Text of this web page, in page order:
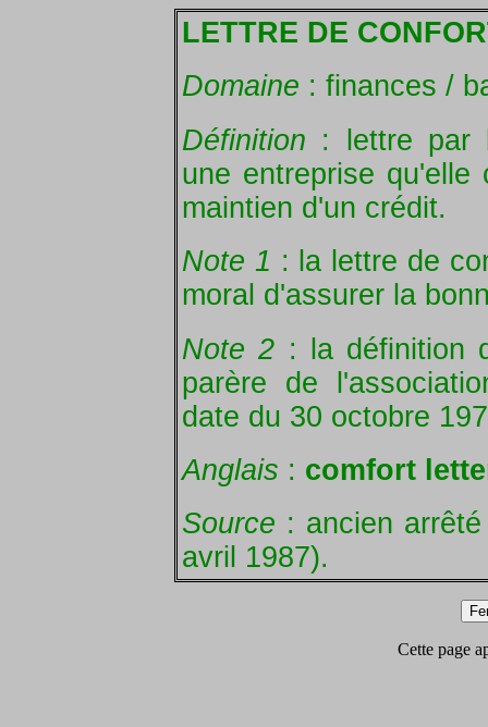
LETTRE DE
Domaine : finances /
Définition : lettre par
une entreprise
maintien d'un crédit.
Note 1 : la lettre de
moral d'assurer la
Note 2 : la définition
parère de
date du 30 octobre
Anglais : comfort
Source : ancien
avril 1987).
Cette page